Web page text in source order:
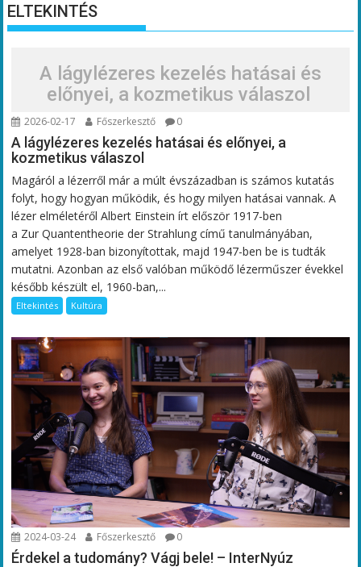
ELTEKINTÉS
A lágylézeres kezelés hatásai és
előnyei, a kozmetikus válaszol
2026-02-17 Főszerkesztő 0
A lágylézeres kezelés hatásai és előnyei, a
kozmetikus válaszol
Magáról a lézerről már a múlt évszázadban is számos kutatás
folyt, hogy hogyan működik, és hogy milyen hatásai vannak. A
lézer elméletéről Albert Einstein írt először 1917-ben
a Zur Quantentheorie der Strahlung című tanulmányában,
amelyet 1928-ban bizonyítottak, majd 1947-ben be is tudták
mutatni. Azonban az első valóban működő lézerműszer évekkel
később készült el, 1960-ban,...
Eltekintés Kultúra
2024-03-24 Főszerkesztő 0
Érdekel a tudomány? Vágj bele! – InterNyúz